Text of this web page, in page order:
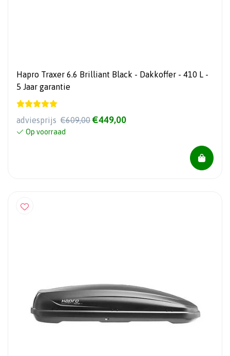
Hapro Traxer 6.6 Brilliant Black - Dakkoffer - 410 L -
5 Jaar garantie
adviesprijs €609,00 €449,00
Op voorraad